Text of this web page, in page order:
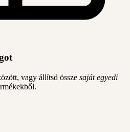
vagy állítsd össze saját egyedi